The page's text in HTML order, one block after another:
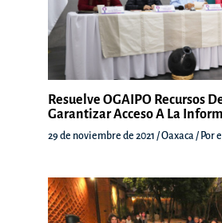
Resuelve OGAIPO Recursos
Garantizar Acceso A La
29 de noviembre de 2021 /Oaxaca / Por